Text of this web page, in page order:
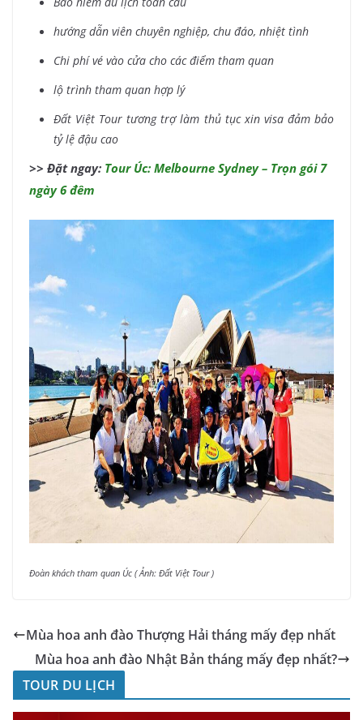
hướng dẫn viên chuyên nghiệp, chu đáo, nhiệt tình
Chi phí vé vào cửa cho các điểm tham quan
lộ trình tham quan hợp lý
Đất Việt Tour tương trợ làm thủ tục xin visa đảm bảo
tỷ lệ đậu cao
>> Đặt ngay: Tour Úc: Melbourne Sydney – Trọn gói 7
ngày 6 đêm
Đoàn khách tham quan Úc ( Ảnh: Đất Việt Tour )
Mùa hoa anh đào Thượng Hải tháng mấy đẹp nhất
Mùa hoa anh đào Nhật Bản tháng mấy đẹp nhất?
TOUR DU LỊCH